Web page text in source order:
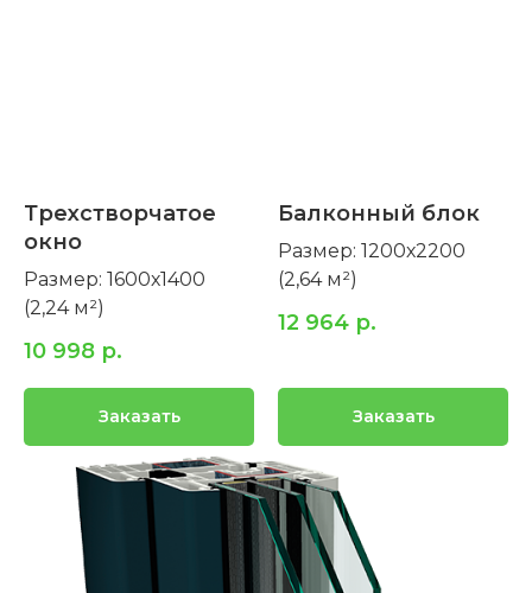
Трехстворчатое
окно
Размер: 1600х1400
(2,24 м²)
10 998 р.
Заказать
Балконный блок
Размер: 1200х2200
(2,64 м²)
12 964 р.
Заказать